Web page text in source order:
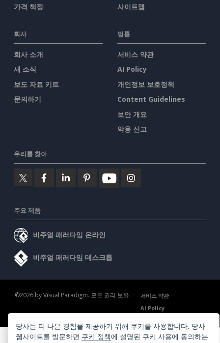
가격 책정
사이트맵
회사
회사 소개
새 소식
보도 자료 키트
문의하기
법률
서비스 약관
AI Policy
개인정보 보호정책
Content Guidelines
보안 개요
악용 신고
우리를 찾아
주요 제품
비주얼 패러다임 온라인
비주얼 패러다임 데스크톱
©2026 by Visual Paradigm. 모든 권리 보유.
서비스 약관
AI Policy
당사는 더 나은 경험을 제공하기 위해 쿠키를 사용합니다. 당사
웹사이트를 방문하면 쿠키 정책에 설명된 쿠키 사용에 동의하는